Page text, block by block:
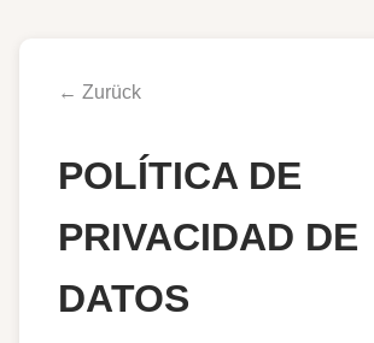
← Zurück
POLÍTICA DE
PRIVACIDAD DE
DATOS